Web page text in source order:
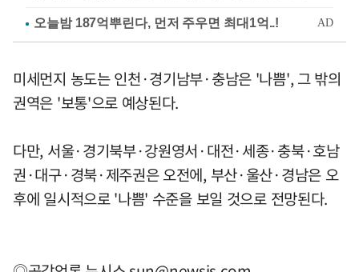
미세먼지 농도는 인천·경기남부·충남은 '나쁨', 그 밖의
권역은 '보통'으로 예상된다.
다만, 서울·경기북부·강원영서·대전·세종·충북·호남
권·대구·경북·제주권은 오전에, 부산·울산·경남은 오
후에 일시적으로 '나쁨' 수준을 보일 것으로 전망된다.